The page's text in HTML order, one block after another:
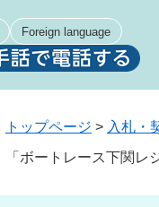
Foreign language
トップページ > 入札・
「ボートレース下関